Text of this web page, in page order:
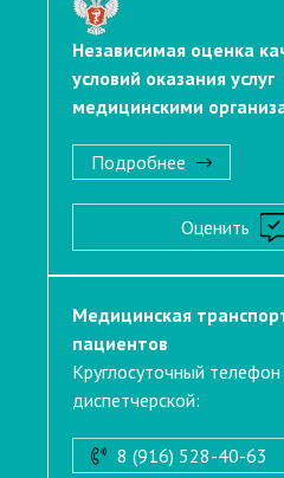
Независимая оценка
условий оказания услуг
медицинскими
Подробнее
Оценить
Медицинская
пациентов
Круглосуточный телефон
диспетчерской:
8 (916) 528-40-63